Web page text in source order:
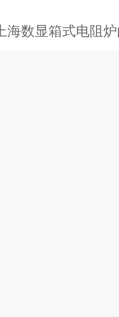
上海数显箱式电阻